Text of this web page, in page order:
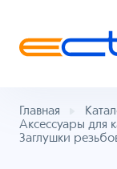
Главная
Аксессуары для
Заглушки